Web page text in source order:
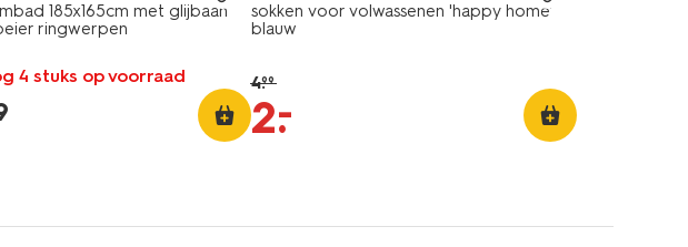
185x165cm met glijbaan
ringwerpen
4 stuks op voorraad
sokken voor volwassenen 'happy home'
blauw
4.99
2.
–